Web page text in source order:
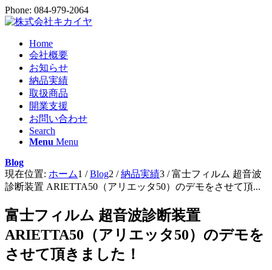
Phone: 084-979-2064
Home
会社概要
お知らせ
納品実績
取扱商品
開業支援
お問い合わせ
Search
Menu Menu
Blog
現在位置: ホーム1 / Blog2 / 納品実績3 / 富士フィルム 超音波
診断装置 ARIETTA50（アリエッタ50）のデモをさせて頂...
富士フィルム 超音波診断装置
ARIETTA50（アリエッタ50）のデモを
させて頂きました！